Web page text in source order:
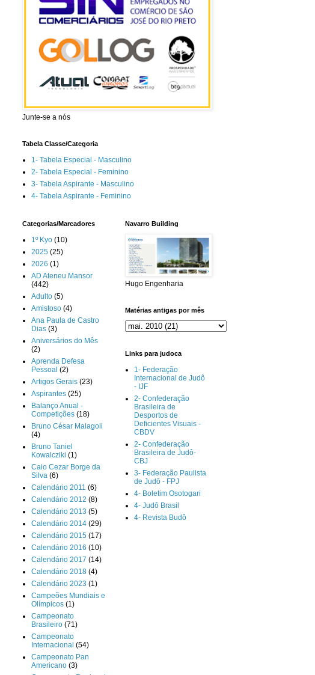
Junte-se a nós
Tabela Classe/Categoria
1- Tabela Especial - Masculino
2- Tabela Especial - Feminino
3- Tabela Aspirante - Masculino
4- Tabela Aspirante - Feminino
Categorias/Marcadores
1º Kyo (10)
2025 (25)
2026 (1)
AD Ateneu Mansor
(442)
Adulto (5)
Amistoso (4)
Ana Paula de Castro
Dias (3)
Aniversários do Mês
(2)
Aprenda Defesa
Pessoal (2)
Artigos Gerais (23)
Aspirantes (25)
Balanço Anual -
Competições (18)
Bruno César Malagoli
(4)
Bruno Taniel
Kowalcziki (1)
Caio Cezar Borge da
Silva (6)
Calendário 2011 (6)
Calendário 2012 (8)
Calendário 2013 (5)
Calendário 2014 (29)
Calendário 2015 (17)
Calendário 2016 (10)
Calendário 2017 (14)
Calendário 2018 (4)
Calendário 2023 (1)
Campeões Mundiais e
Olímpicos (1)
Campeonato
Brasileiro (71)
Campeonato
Internacional (54)
Campeonato Pan
Americano (3)
Navarro Building
Hugo Engenharia
Matérias antigas por mês
Links para judoca
1- Federação
Internacional de Judô
- IJF
2- Confederação
Brasileira de
Desportos de
Deficientes Visuais -
CBDV
2- Confederação
Brasileira de Judô-
CBJ
3- Federação Paulista
de Judô - FPJ
4- Boletim Osotogari
4- Judô Brasil
4- Revista Budô